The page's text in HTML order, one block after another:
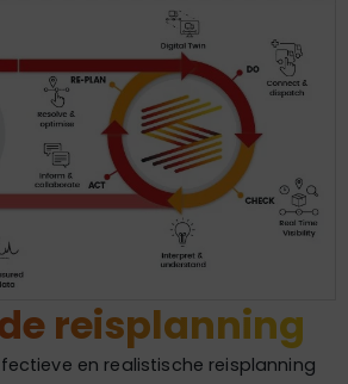
reisplanning
en realistische reisplanning